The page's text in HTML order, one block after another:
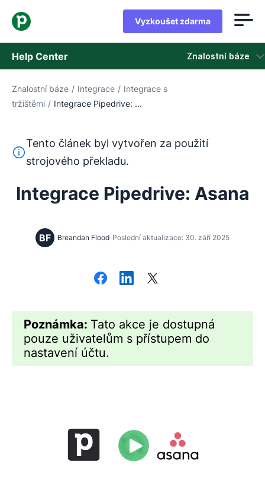
Vyzkoušet zdarma
Help Center Znalostní báze
Znalostní báze
Kontaktovat podporu
Znalostní báze / Integrace / Integrace s
tržištěmi / Integrace Pipedrive: ...
Tento text byl přeložen z angličtiny pomocí nástroje
Tento článek byl vytvořen za použití
strojového překladu.
Integrace Pipedrive: Asana
BF Breandan Flood Poslední aktualizace: 30. září 2025
Poznámka: Tato akce je dostupná
pouze uživatelům s přístupem do
nastavení účtu.